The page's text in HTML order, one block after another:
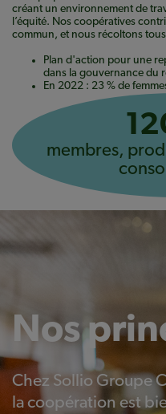
créant un environnement de
l’équité. Nos coopératives
commun, et nous récoltons
Plan d'action pour une
dans la gouvernance du
En 2022 : 23 % de
membres,
Nos
Chez Sollio Groupe
la coopération est